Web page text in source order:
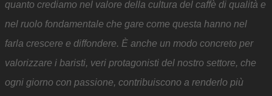
quanto crediamo nel valore della cultura del caffè di qualità e
nel ruolo fondamentale che gare come questa hanno nel
farla crescere e diffondere. È anche un modo concreto per
valorizzare i baristi, veri protagonisti del nostro settore, che
ogni giorno con passione, contribuiscono a renderlo più